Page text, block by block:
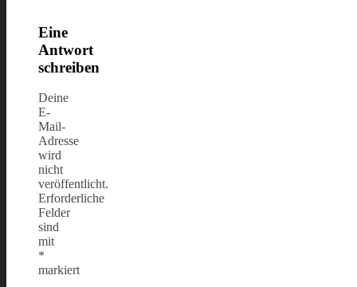
Eine
Antwort
schreiben
Deine
E-
Mail-
Adresse
wird
nicht
veröffentlicht.
Erforderliche
Felder
sind
mit
*
markiert